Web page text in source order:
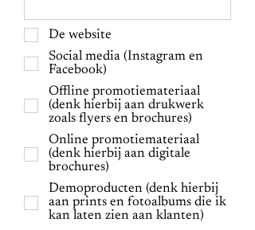
De website
Social media (Instagram en
Facebook)
Offline promotiemateriaal
(denk hierbij aan drukwerk
zoals flyers en brochures)
Online promotiemateriaal
(denk hierbij aan digitale
brochures)
Demoproducten (denk hierbij
aan prints en fotoalbums die ik
kan laten zien aan klanten)